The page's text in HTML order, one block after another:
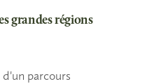
grandes régions
parcours